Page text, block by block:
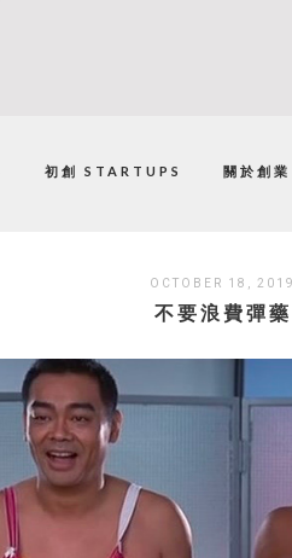
初創 STARTUPS 關於創
OCTOBER 18, 2019
不要浪費彈藥